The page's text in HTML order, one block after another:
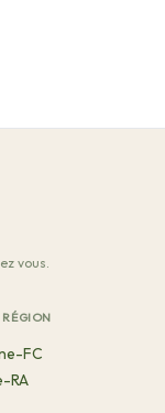
vous.
RÉGION
FC
RA